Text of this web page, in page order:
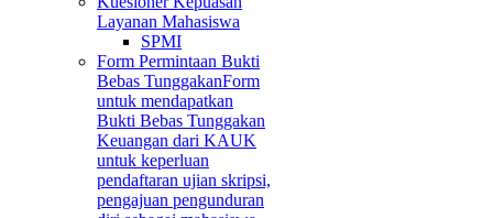
Layanan Mahasiswa
SPMI
Form Permintaan Bukti
Bebas TunggakanForm
untuk mendapatkan
Bukti Bebas Tunggakan
Keuangan dari KAUK
untuk keperluan
pendaftaran ujian skripsi,
pengajuan pengunduran